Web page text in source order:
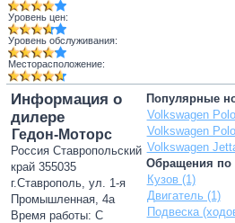
Уровень цен:
Уровень обслуживания:
Месторасположение:
Популярные
Volkswagen
Volkswagen
Volkswagen
Обращения по
Кузов (1)
Двигатель (1)
Подвеска
Информация о
дилере
Гедон-Моторс
Россия Ставропольский
край 355035
г.Ставрополь, ул. 1-я
Промышленная, 4а
Время работы: С